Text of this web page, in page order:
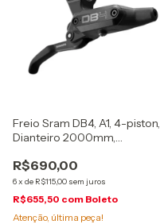
Freio Sram DB4, A1, 4-piston,
Dianteiro 2000mm,
R$690,00
6x de R$115,00 sem juros
R$655,50 com Boleto
Atenção, última peça!